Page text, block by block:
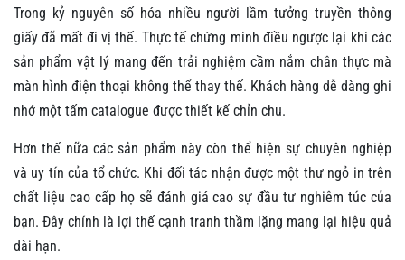
Trong kỷ nguyên số hóa nhiều người lầm tưởng truyền thông
giấy đã mất đi vị thế. Thực tế chứng minh điều ngược lại khi các
sản phẩm vật lý mang đến trải nghiệm cầm nắm chân thực mà
màn hình điện thoại không thể thay thế. Khách hàng dễ dàng ghi
nhớ một tấm catalogue được thiết kế chỉn chu.
Hơn thế nữa các sản phẩm này còn thể hiện sự chuyên nghiệp
và uy tín của tổ chức. Khi đối tác nhận được một thư ngỏ in trên
chất liệu cao cấp họ sẽ đánh giá cao sự đầu tư nghiêm túc của
bạn. Đây chính là lợi thế cạnh tranh thầm lặng mang lại hiệu quả
dài hạn.